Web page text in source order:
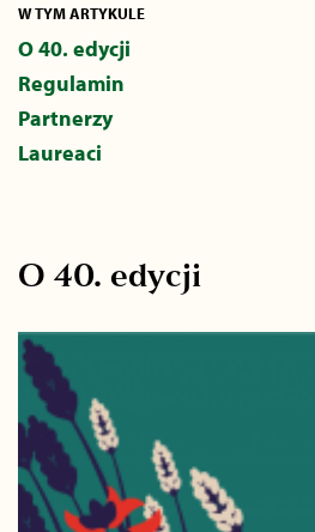
W TYM ARTYKULE
O 40. edycji
Regulamin
Partnerzy
Laureaci
O 40. edycji